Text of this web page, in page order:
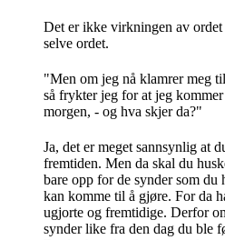
Det er ikke virkningen av ordet
selve ordet.
"Men om jeg nå klamrer meg
så frykter jeg for at jeg
morgen, - og hva skjer da?"
Ja, det er meget sannsynlig at
fremtiden. Men da skal du
bare opp for de synder som du
kan komme til å gjøre. For da
ugjorte og fremtidige. Derfor
synder like fra den dag du ble